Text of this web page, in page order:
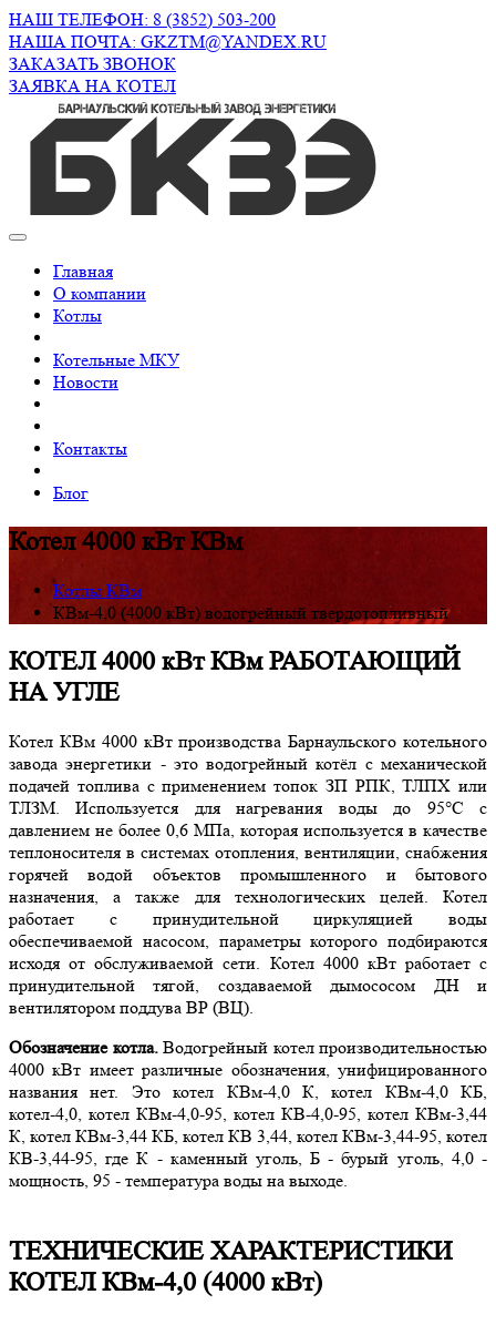
НАШ ТЕЛЕФОН: 8 (3852) 503-200
НАША ПОЧТА: GKZTM@YANDEX.RU
ЗАКАЗАТЬ ЗВОНОК
ЗАЯВКА НА КОТЕЛ
Главная
О компании
Котлы
Котельные МКУ
Новости
Контакты
Блог
Котел 4000 кВт КВм
Котлы КВм
КВм-4,0 (4000 кВт) водогрейный твердотопливный
КОТЕЛ 4000 кВт КВм РАБОТАЮЩИЙ
НА УГЛЕ
Котел КВм 4000 кВт производства Барнаульского котельного
завода энергетики - это водогрейный котёл с механической
подачей топлива с применением топок ЗП РПК, ТЛПХ или
ТЛЗМ. Используется для нагревания воды до 95°С с
давлением не более 0,6 МПа, которая используется в качестве
теплоносителя в системах отопления, вентиляции, снабжения
горячей водой объектов промышленного и бытового
назначения, а также для технологических целей. Котел
работает с принудительной циркуляцией воды
обеспечиваемой насосом, параметры которого подбираются
исходя от обслуживаемой сети. Котел 4000 кВт работает с
принудительной тягой, создаваемой дымососом ДН и
вентилятором поддува ВР (ВЦ).
Обозначение котла.Водогрейный котел производительностью
4000 кВт имеет различные обозначения, унифицированного
названия нет. Это котел КВм-4,0 К, котел КВм-4,0 КБ,
котел-4,0, котел КВм-4,0-95, котел КВ-4,0-95, котел КВм-3,44
К, котел КВм-3,44 КБ, котел КВ 3,44, котел КВм-3,44-95, котел
КВ-3,44-95, где К - каменный уголь, Б - бурый уголь, 4,0 -
мощность, 95 - температура воды на выходе.
ТЕХНИЧЕСКИЕ ХАРАКТЕРИСТИКИ
КОТЕЛ КВм-4,0 (4000 кВт)